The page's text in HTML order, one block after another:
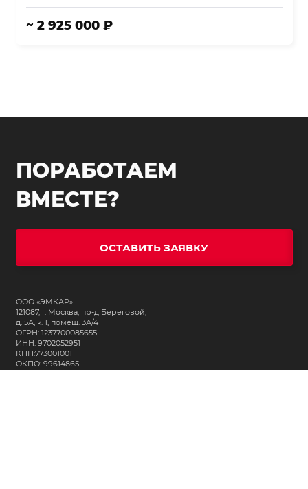
~ 2 925 000 ₽
ПОРАБОТАЕМ
ВМЕСТЕ?
ОСТАВИТЬ ЗАЯВКУ
ООО «ЭМКАР»
121087, г. Москва, пр-д Береговой,
д. 5А, к. 1, помещ. 3А/4
ОГРН: 1237700085655
ИНН: 9702052951
КПП:773001001
ОКПО: 99614865